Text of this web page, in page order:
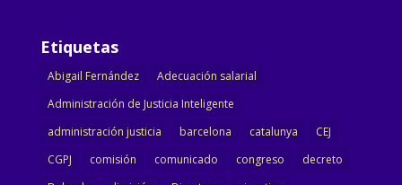
Etiquetas
Abigail Fernández
Adecuación salarial
Administración de Justicia Inteligente
administración justicia
barcelona catalunya
CEJ
CGPJ
comisión comunicado congreso
decreto